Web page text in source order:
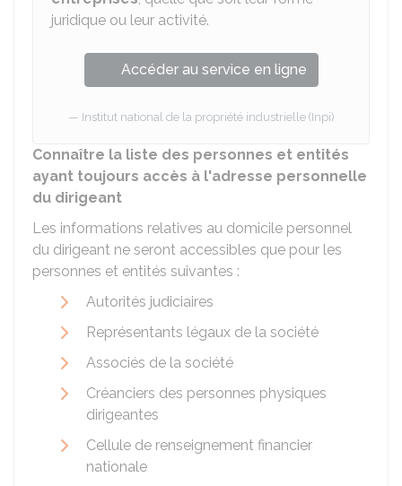
juridique ou leur activité.
Accéder au service en ligne
Institut national de la propriété industrielle (Inpi)
Connaître la liste des personnes et entités
ayant toujours accès à l'adresse personnelle
du dirigeant
Les informations relatives au domicile personnel
du dirigeant ne seront accessibles que pour les
personnes et entités suivantes :
Autorités judiciaires
Représentants légaux de la société
Associés de la société
Créanciers des personnes physiques
dirigeantes
Cellule de renseignement financier
nationale